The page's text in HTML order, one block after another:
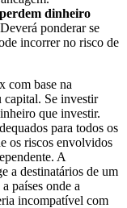
dinheiro
ponderar se
incorrer no risco de
com base na
capital. Se investir
que investir.
para todos os
os riscos envolvidos
A
a destinatários de um
países onde a
incompatível com